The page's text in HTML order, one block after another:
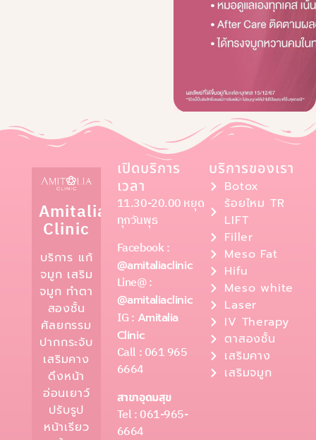
Amitalia
Clinic
บริการ แก้
จมูก เสริม
จมูก ทำตา
สองชั้น
ศัลยกรรม
ปากกระจับ
เสริมคาง
ดึงหน้า
อ่อนเยาว์
ปรับรูป
หน้าเรียว
เปิดบริการ
เวลา
11.30-20.00 หยุด
ทุกวันพุธ
Facebook :
@amitaliaclinic
Line@ :
@amitaliaclinic
IG : Amitalia
Clinic
Call : 061 965
6664
สาขาอุดมสุข
Tel : 061-965-
6664
บริการของเรา
Botox
ร้อยไหม TR
LIFT
Filler
Meso Fat
Hifu
Meso white
Laser
IV Therapy
ตาสองชั้น
เสริมคาง
เสริมจมูก